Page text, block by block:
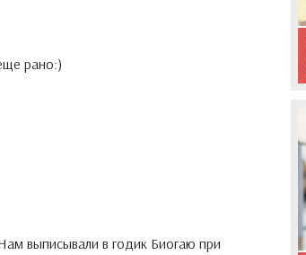
рано:)
выписывали в годик Биогаю при